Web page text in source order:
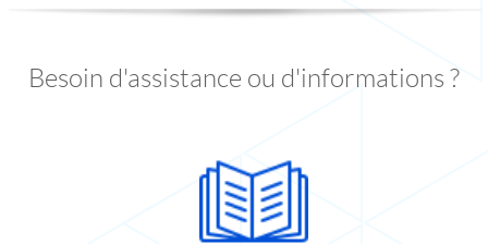
Besoin d'assistance ou d'informations ?